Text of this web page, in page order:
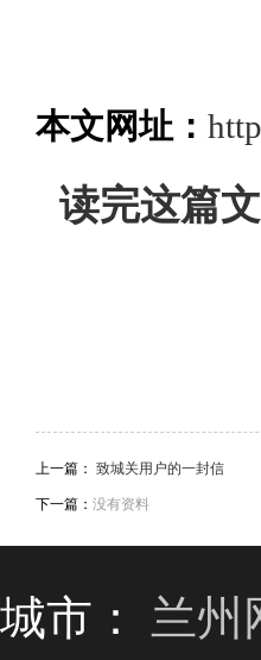
本文网址：
读完这篇
上一篇： 致城关用户的一封信
下一篇： 没有资料
城市： 兰州